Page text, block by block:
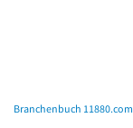
Branchenbuch 11880.com